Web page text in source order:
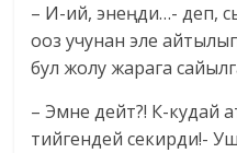
– И-ий, энеңди…- деп,
ооз учунан эле
бул жолу жарага
– Эмне дейт?! К-кудай
тийгендей секирди!-